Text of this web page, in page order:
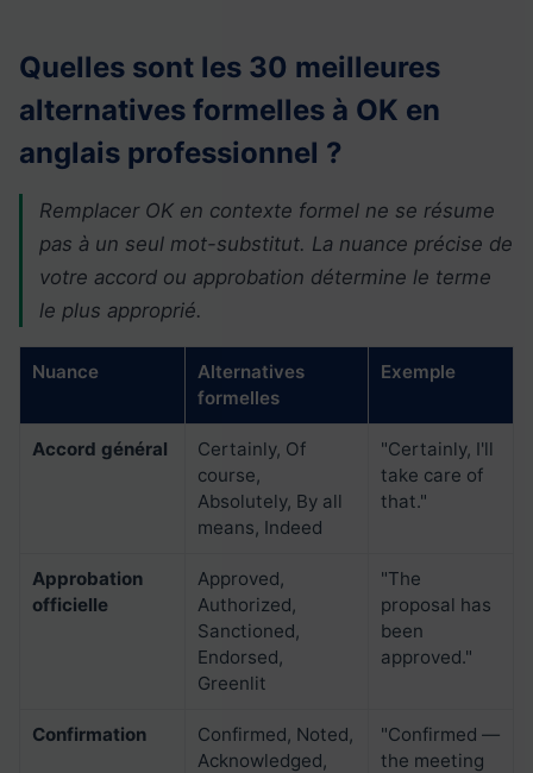
Quelles sont les 30 meilleures
alternatives formelles à OK en
anglais professionnel ?
Remplacer OK en contexte formel ne se résume
pas à un seul mot-substitut. La nuance précise de
votre accord ou approbation détermine le terme
le plus approprié.
Nuance
Alternatives
formelles
Exemple
Accord général
Certainly, Of
course,
Absolutely, By all
means, Indeed
"Certainly, I'll
take care of
that."
Approbation
officielle
Approved,
Authorized,
Sanctioned,
Endorsed,
Greenlit
"The
proposal has
been
approved."
Confirmation
Confirmed, Noted,
Acknowledged,
"Confirmed —
the meeting